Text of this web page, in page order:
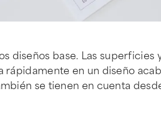
diseños base. Las superficies
en un diseño
se tienen en cuenta